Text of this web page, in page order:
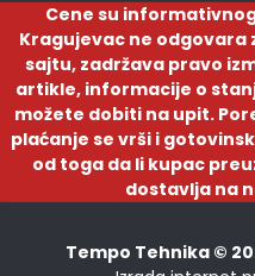
Cene su
Kragujevac ne odgovara
sajtu, zadržava pravo
artikle, informacije o
možete dobiti na upit.
plaćanje se vrši i
od toga da li kupac
dostavlja na
Tempo Tehnika ©